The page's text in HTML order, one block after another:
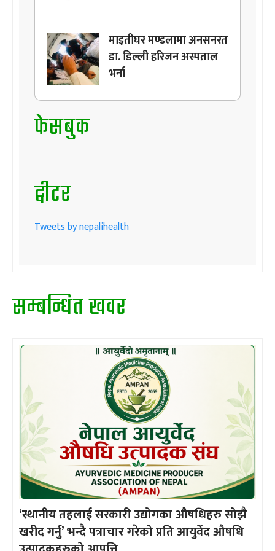
माइतीघर मण्डलामा अनसनरत
डा. डिल्ली हरिजन अस्पताल
भर्ना
फेसबुक
ट्वीटर
Tweets by nepalihealth
सम्बन्धित खवर
‘स्थानीय तहलाई सरकारी उद्योगका औषधिहरु सोझै
खरीद गर्नु’ भन्दै पत्राचार गरेको प्रति आयुर्वेद औषधि